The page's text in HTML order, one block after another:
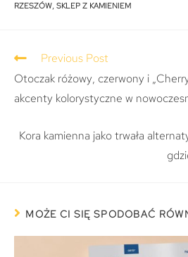
RZESZÓW, SKLEP Z KAMIENIEM
Previous Post
Otoczak różowy, czerwony i
akcenty kolorystyczne w
Kora kamienna jako trwała
MOŻE CI SIĘ SPODOBAĆ